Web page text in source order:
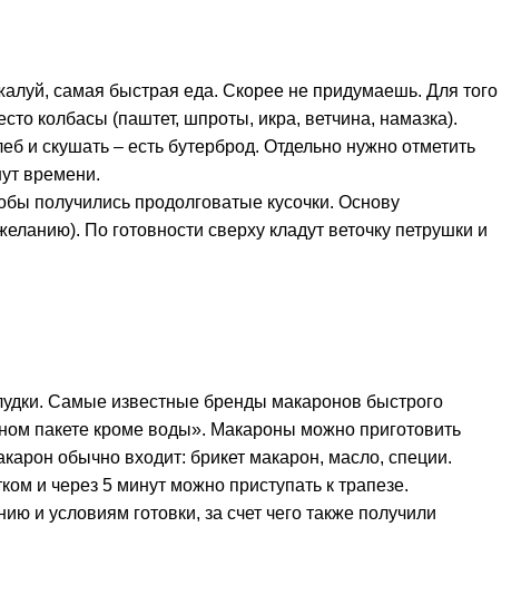
самая быстрая еда. Скорее не придумаешь. Для того
колбасы (паштет, шпроты, икра, ветчина, намазка).
и скушать – есть бутерброд. Отдельно нужно отметить
времени.
получились продолговатые кусочки. Основу
По готовности сверху кладут веточку петрушки и
Самые известные бренды макаронов быстрого
пакете кроме воды». Макароны можно приготовить
обычно входит: брикет макарон, масло, специи.
и через 5 минут можно приступать к трапезе.
и условиям готовки, за счет чего также получили